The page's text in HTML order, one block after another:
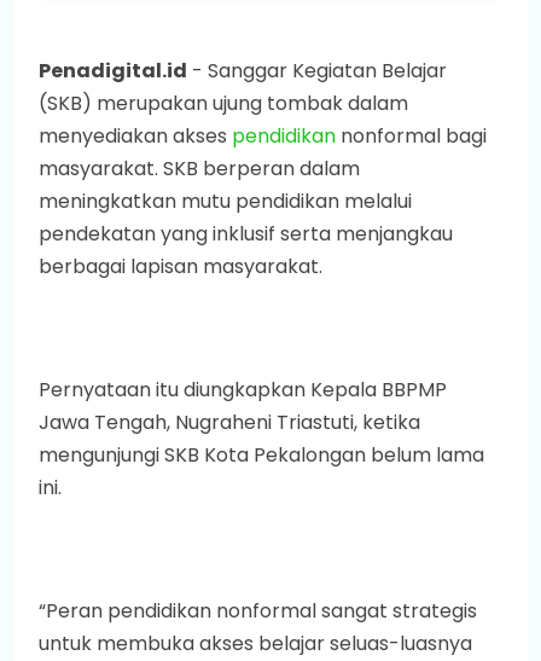
Penadigital.id - Sanggar Kegiatan Belajar
(SKB) merupakan ujung tombak dalam
menyediakan akses pendidikan nonformal bagi
masyarakat. SKB berperan dalam
meningkatkan mutu pendidikan melalui
pendekatan yang inklusif serta menjangkau
berbagai lapisan masyarakat.
Pernyataan itu diungkapkan Kepala BBPMP
Jawa Tengah, Nugraheni Triastuti, ketika
mengunjungi SKB Kota Pekalongan belum lama
ini.
“Peran pendidikan nonformal sangat strategis
untuk membuka akses belajar seluas-luasnya